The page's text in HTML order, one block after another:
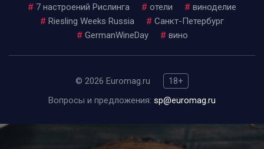
# 7 настроений Рислинга # отели # виноделие
# Riesling Weeks Russia # Санкт-Петербург
# GermanWineDay # вино
© 2026 Euromag.ru
18+
Вопросы и предложения: sp@euromag.ru